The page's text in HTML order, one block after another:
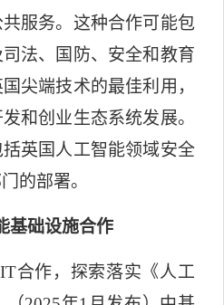
服务。这种合作可能包
法、国防、安全和教育
尖端技术的最佳利用，
和创业生态系统发展。
英国人工智能领域安全
的部署。
基础设施合作
合作，探索落实《人工